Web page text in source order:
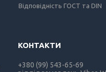
Відповідність ГОСТ та DIN
+380 (99) 543-65-69